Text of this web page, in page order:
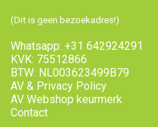
(Dit is geen bezoekadres!)
Whatsapp: +31 642924291
KVK: 75512866
BTW: NL003623499B79
AV & Privacy Policy
AV Webshop keurmerk
Contact